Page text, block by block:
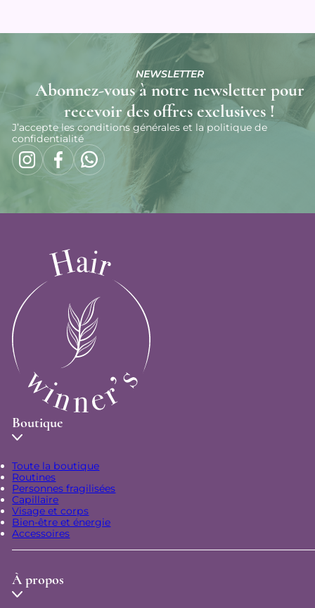
NEWSLETTER
Abonnez-vous à notre newsletter pour
recevoir des offres exclusives !
J’accepte les conditions générales et la politique de
confidentialité
Boutique
Toute la boutique
Routines
Personnes fragilisées
Capillaire
Visage et corps
Bien-être et énergie
Accessoires
À propos